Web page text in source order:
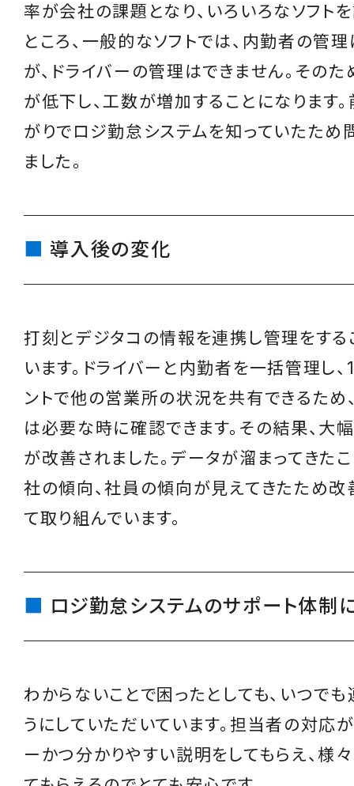
率が会社の課題となり、いろいろなソフト
ところ、一般的なソフトでは、内勤者の管
が、ドライバーの管理はできません。そのた
が低下し、工数が増加することになります
がりでロジ勤怠システムを知っていたため
ました。
導入後の変化
打刻とデジタコの情報を連携し管理をする
います。ドライバーと内勤者を一括管理し
ントで他の営業所の状況を共有できるため
は必要な時に確認できます。その結果、大
が改善されました。データが溜まってきたこ
社の傾向、社員の傾向が見えてきたため
て取り組んでいます。
ロジ勤怠システムのサポート体制
わからないことで困ったとしても、いつで
うにしていただいています。担当者の対応
ーかつ分かりやすい説明をしてもらえ、様